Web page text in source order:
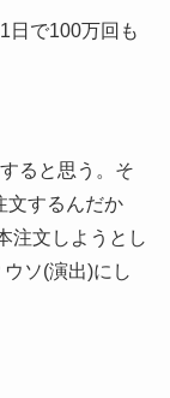
日で100万回も
ると思う。そ
文するんだか
注文しようとし
ソ(演出)にし